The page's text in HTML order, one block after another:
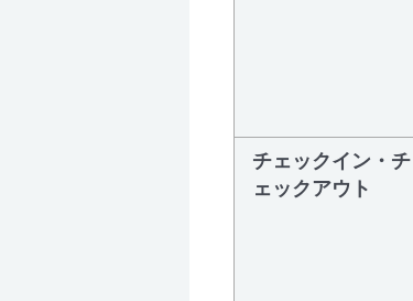
チェックイン・チ
ェックアウト